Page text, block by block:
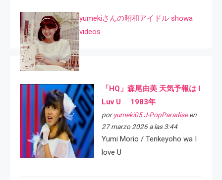
yumekiさんの昭和アイドル showa
videos
「HQ」森尾由美 天気予報は I
Luv U 1983年
por yumeki05 J-PopParadiseen
27 marzo 2026 a las 3:44
Yumi Morio / Tenkeyoho wa I
love U